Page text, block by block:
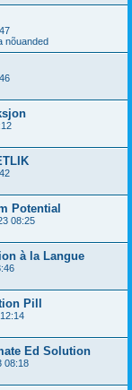
nõuanded
Potential
08:25
à la Langue
Pill
Ed Solution
08:18